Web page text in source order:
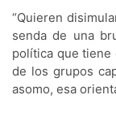
“Quieren
senda de una
política que tiene
de los grupos
asomo, esa